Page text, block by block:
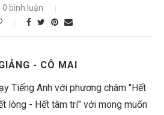
0 bình luận
- CÔ MAI
Tiếng Anh với phương châm "Hết
lòng - Hết tâm trí" với mong muốn